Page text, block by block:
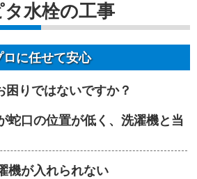
タ水栓の工事
ロに任せて安心
困りではないですか？
蛇口の位置が低く、洗濯機と当
機が入れられない